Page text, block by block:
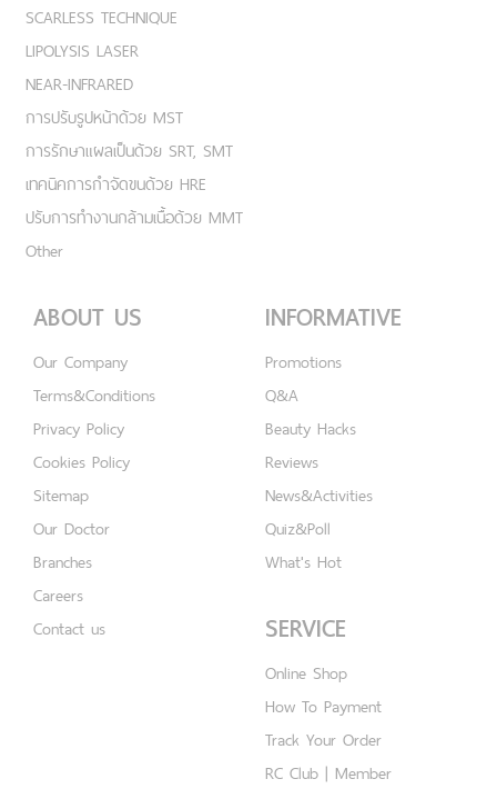
SCARLESS TECHNIQUE
LIPOLYSIS LASER
NEAR-INFRARED
การปรับรูปหน้าด้วย MST
การรักษาแผลเป็นด้วย SRT, SMT
เทคนิคการกำจัดขนด้วย HRE
ปรับการทำงานกล้ามเนื้อด้วย MMT
Other
ABOUT US
Our Company
Terms&Conditions
Privacy Policy
Cookies Policy
Sitemap
Our Doctor
Branches
Careers
Contact us
INFORMATIVE
Promotions
Q&A
Beauty Hacks
Reviews
News&Activities
Quiz&Poll
What's Hot
SERVICE
Online Shop
How To Payment
Track Your Order
RC Club | Member